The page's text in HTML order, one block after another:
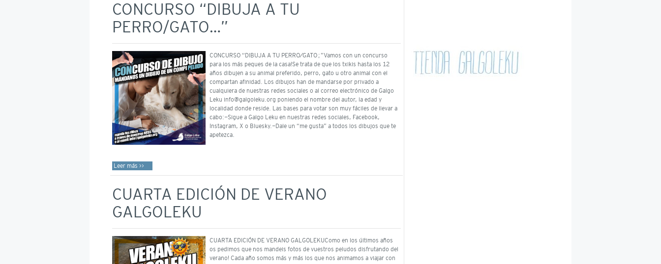
CONCURSO “DIBUJA A TU
PERRO/GATO…”
CONCURSO “DIBUJA A TU PERRO/GATO…”Vamos con un concurso
para los más peques de la casa!Se trata de que los txikis hasta los 12
años dibujen a su animal preferido, perro, gato u otro animal con el
compartan afinidad. Los dibujos han de mandarse por privado a
cualquiera de nuestras redes sociales o al correo electrónico de Galgo
Leku info@galgoleku.org poniendo el nombre del autor, la edad y
localidad donde reside. Las bases para votar son muy fáciles de llevar a
cabo:-Sigue a Galgo Leku en nuestras redes sociales, Facebook,
Instagram, X o Bluesky.-Dale un “me gusta” a todos los dibujos que te
apetezca.
Leer más >>
CUARTA EDICIÓN DE VERANO
GALGOLEKU
CUARTA EDICIÓN DE VERANO GALGOLEKUComo en los últimos años
os pedimos que nos mandeis fotos de vuestros peludos disfrutando del
verano! Cada año somos más y más los que nos animamos a viajar con